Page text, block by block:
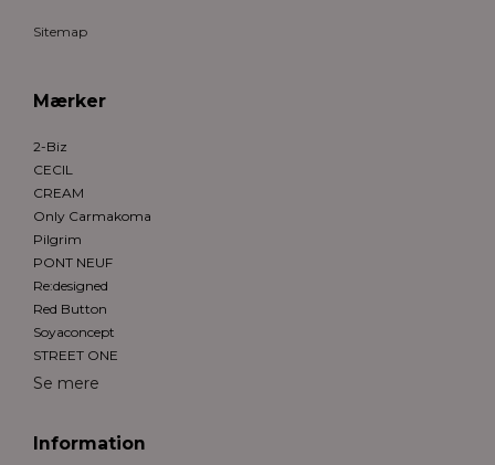
Sitemap
Mærker
2-Biz
CECIL
CREAM
Only Carmakoma
Pilgrim
PONT NEUF
Re:designed
Red Button
Soyaconcept
STREET ONE
Se mere
Information